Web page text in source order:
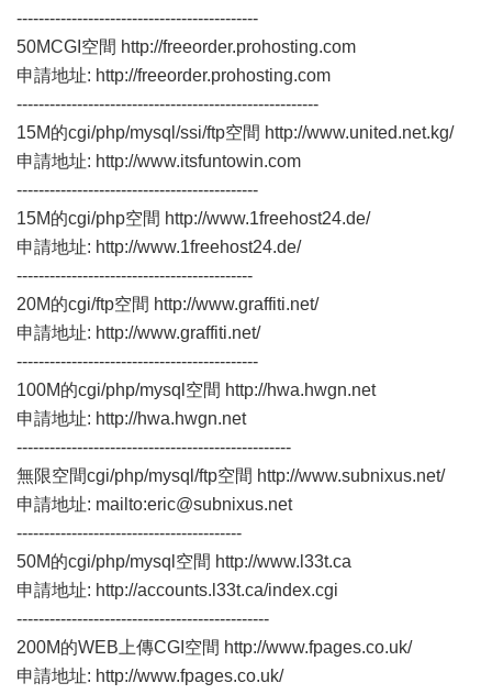
--------------------------------------------
50MCGI空間 http://freeorder.prohosting.com
申請地址: http://freeorder.prohosting.com
-------------------------------------------------------
15M的cgi/php/mysql/ssi/ftp空間 http://www.united.net.kg/
申請地址: http://www.itsfuntowin.com
--------------------------------------------
15M的cgi/php空間 http://www.1freehost24.de/
申請地址: http://www.1freehost24.de/
-------------------------------------------
20M的cgi/ftp空間 http://www.graffiti.net/
申請地址: http://www.graffiti.net/
--------------------------------------------
100M的cgi/php/mysql空間 http://hwa.hwgn.net
申請地址: http://hwa.hwgn.net
--------------------------------------------------
無限空間cgi/php/mysql/ftp空間 http://www.subnixus.net/
申請地址: mailto:eric@subnixus.net
-----------------------------------------
50M的cgi/php/mysql空間 http://www.l33t.ca
申請地址: http://accounts.l33t.ca/index.cgi
----------------------------------------------
200M的WEB上傳CGI空間 http://www.fpages.co.uk/
申請地址: http://www.fpages.co.uk/